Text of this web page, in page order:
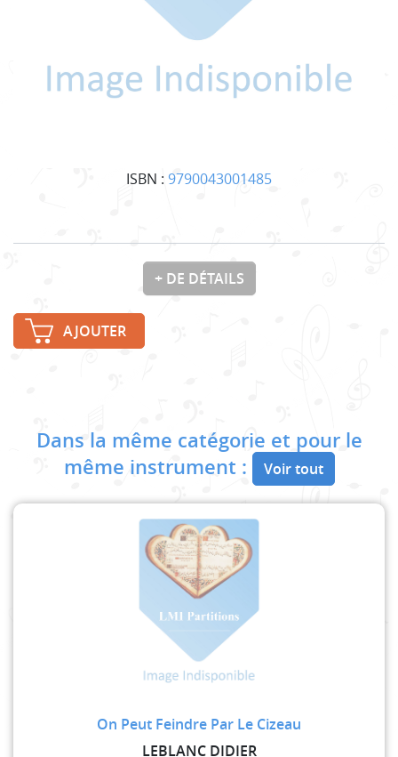
ISBN : 9790043001485
+ DE DÉTAILS
AJOUTER
Dans la même catégorie et pour le
même instrument :
Voir tout
On Peut Feindre Par Le Cizeau
LEBLANC DIDIER